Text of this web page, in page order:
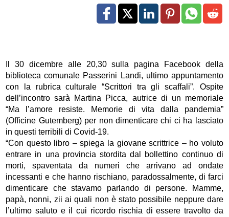
Il 30 dicembre alle 20,30 sulla pagina Facebook della
biblioteca comunale Passerini Landi, ultimo appuntamento
con la rubrica culturale “Scrittori tra gli scaffali”. Ospite
dell’incontro sarà Martina Picca, autrice di un memoriale
“Ma l’amore resiste. Memorie di vita dalla pandemia”
(Officine Gutemberg) per non dimenticare chi ci ha lasciato
in questi terribili di Covid-19.
“Con questo libro – spiega la giovane scrittrice – ho voluto
entrare in una provincia stordita dal bollettino continuo di
morti, spaventata da numeri che arrivano ad ondate
incessanti e che hanno rischiano, paradossalmente, di farci
dimenticare che stavamo parlando di persone. Mamme,
papà, nonni, zii ai quali non è stato possibile neppure dare
l’ultimo saluto e il cui ricordo rischia di essere travolto da